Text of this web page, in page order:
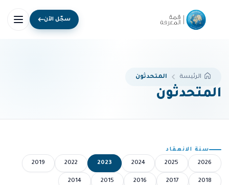
سجّل الآن
الرئيسة المتحدثون
المتحدثون
سنة الانعقاد
2026
2025
2024
2023
2022
2019
2018
2017
2016
2015
2014